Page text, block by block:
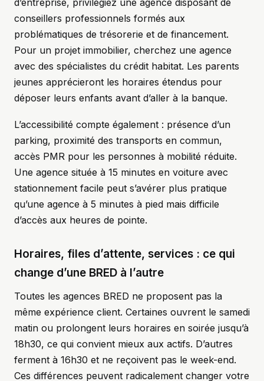
d’entreprise, privilégiez une agence disposant de
conseillers professionnels formés aux
problématiques de trésorerie et de financement.
Pour un projet immobilier, cherchez une agence
avec des spécialistes du crédit habitat. Les parents
jeunes apprécieront les horaires étendus pour
déposer leurs enfants avant d’aller à la banque.
L’accessibilité compte également : présence d’un
parking, proximité des transports en commun,
accès PMR pour les personnes à mobilité réduite.
Une agence située à 15 minutes en voiture avec
stationnement facile peut s’avérer plus pratique
qu’une agence à 5 minutes à pied mais difficile
d’accès aux heures de pointe.
Horaires, files d’attente, services : ce qui
change d’une BRED à l’autre
Toutes les agences BRED ne proposent pas la
même expérience client. Certaines ouvrent le samedi
matin ou prolongent leurs horaires en soirée jusqu’à
18h30, ce qui convient mieux aux actifs. D’autres
ferment à 16h30 et ne reçoivent pas le week-end.
Ces différences peuvent radicalement changer votre